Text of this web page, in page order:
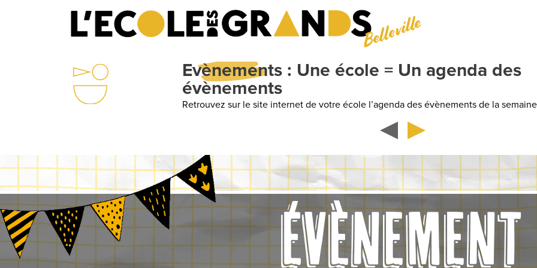
Belleville
Evènements: Une école = Un agenda des
évènements
Retrouvez sur le site internet de votre école l’agenda des évènements de la semaine
ÉVÈNEMENT